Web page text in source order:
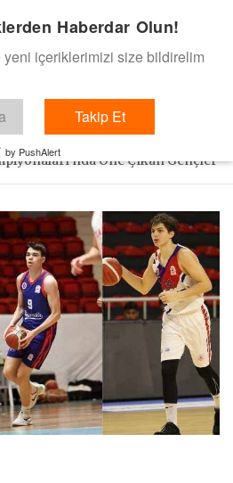
de bizden gelsin dedik.
Öne Çıkan Gençler
Haberdar Olun!
içeriklerimizi size bildirelim
Takip Et
by PushAlert